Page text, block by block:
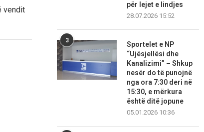
vendit
për lejet e lindjes
28.07.2026 15:52
3
Sportelet e NP
“Ujësjellësi dhe
Kanalizimi” – Shkup
nesër do të punojnë
nga ora 7:30 deri në
15:30, e mërkura
është ditë jopune
05.01.2026 10:36